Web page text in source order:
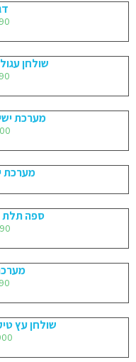
שולחן עגול
מערכת
מערכת
ספה תלת
שולחן עץ טיק 2.36/1.00 + 8